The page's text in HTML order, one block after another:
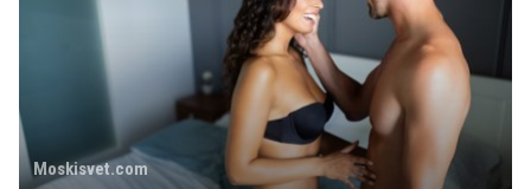
Moskisvet.com